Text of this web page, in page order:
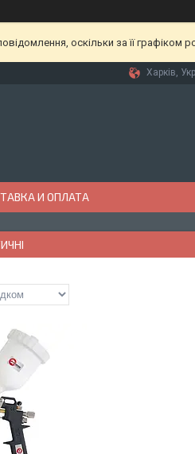
оскільки за її графіком
Харків,
И ОПЛАТА